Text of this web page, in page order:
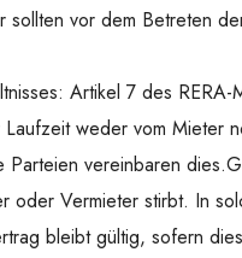
sollten vor dem Betreten
Artikel 7 des
weder vom Mieter
vereinbaren
oder Vermieter stirbt. In
bleibt gültig, sofern